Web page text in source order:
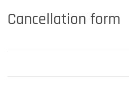
Cancellation form